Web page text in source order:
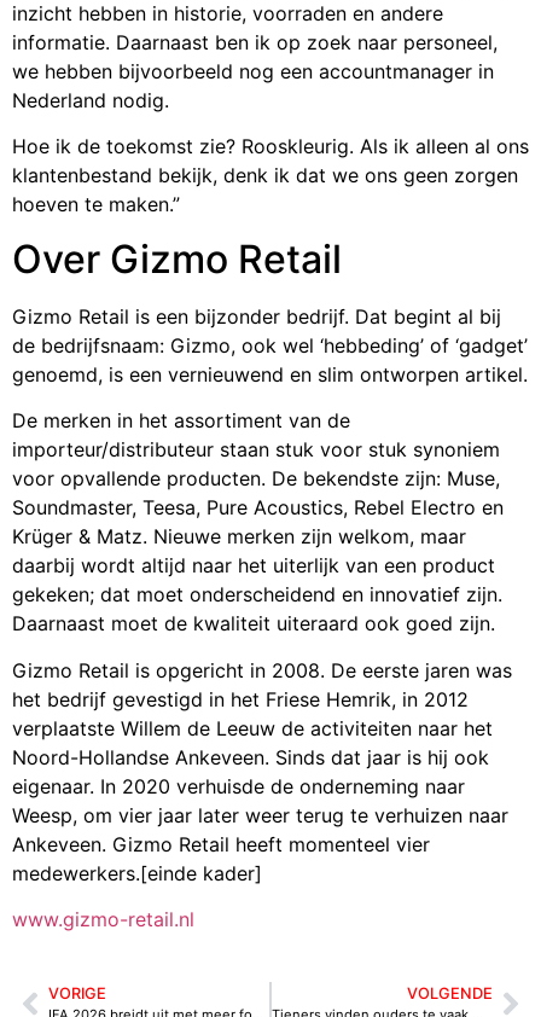
inzicht hebben in historie, voorraden en andere
informatie. Daarnaast ben ik op zoek naar personeel,
we hebben bijvoorbeeld nog een accountmanager in
Nederland nodig.
Hoe ik de toekomst zie? Rooskleurig. Als ik alleen al ons
klantenbestand bekijk, denk ik dat we ons geen zorgen
hoeven te maken.”
Over Gizmo Retail
Gizmo Retail is een bijzonder bedrijf. Dat begint al bij
de bedrijfsnaam: Gizmo, ook wel ‘hebbeding’ of ‘gadget’
genoemd, is een vernieuwend en slim ontworpen artikel.
De merken in het assortiment van de
importeur/distributeur staan stuk voor stuk synoniem
voor opvallende producten. De bekendste zijn: Muse,
Soundmaster, Teesa, Pure Acoustics, Rebel Electro en
Krüger & Matz. Nieuwe merken zijn welkom, maar
daarbij wordt altijd naar het uiterlijk van een product
gekeken; dat moet onderscheidend en innovatief zijn.
Daarnaast moet de kwaliteit uiteraard ook goed zijn.
Gizmo Retail is opgericht in 2008. De eerste jaren was
het bedrijf gevestigd in het Friese Hemrik, in 2012
verplaatste Willem de Leeuw de activiteiten naar het
Noord-Hollandse Ankeveen. Sinds dat jaar is hij ook
eigenaar. In 2020 verhuisde de onderneming naar
Weesp, om vier jaar later weer terug te verhuizen naar
Ankeveen. Gizmo Retail heeft momenteel vier
medewerkers.[einde kader]
www.gizmo-retail.nl
VORIGE VOLGENDE